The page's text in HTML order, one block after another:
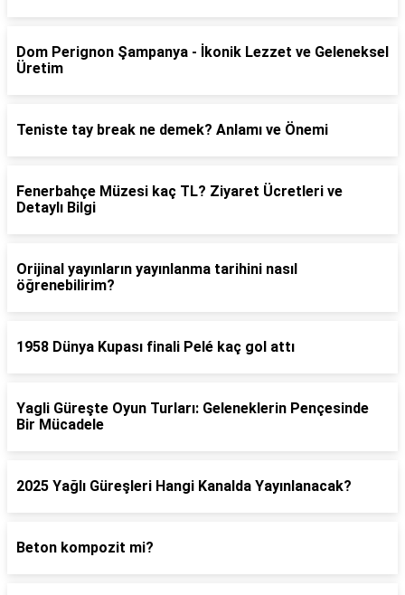
Dom Perignon Şampanya - İkonik Lezzet ve Geleneksel
Üretim
Teniste tay break ne demek? Anlamı ve Önemi
Fenerbahçe Müzesi kaç TL? Ziyaret Ücretleri ve
Detaylı Bilgi
Orijinal yayınların yayınlanma tarihini nasıl
öğrenebilirim?
1958 Dünya Kupası finali Pelé kaç gol attı
Yagli Güreşte Oyun Turları: Geleneklerin Pençesinde
Bir Mücadele
2025 Yağlı Güreşleri Hangi Kanalda Yayınlanacak?
Beton kompozit mi?